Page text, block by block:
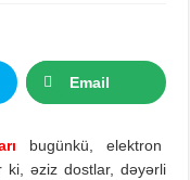
Email
bugünkü, elektron
ki, əziz dostlar, dəyərli